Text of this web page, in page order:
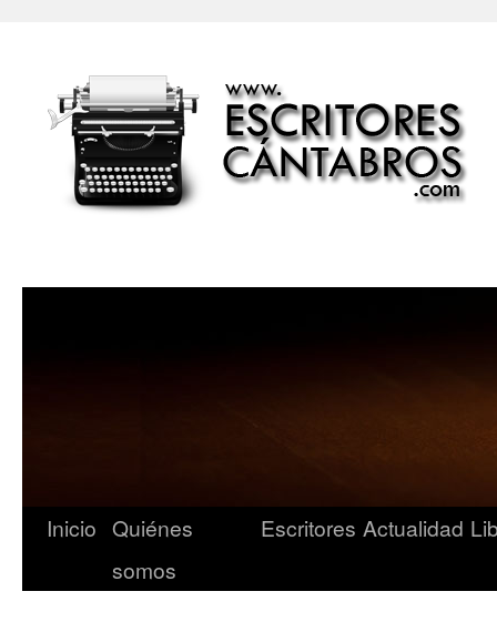
Inicio Quiénes
somos
Escritores Actualidad